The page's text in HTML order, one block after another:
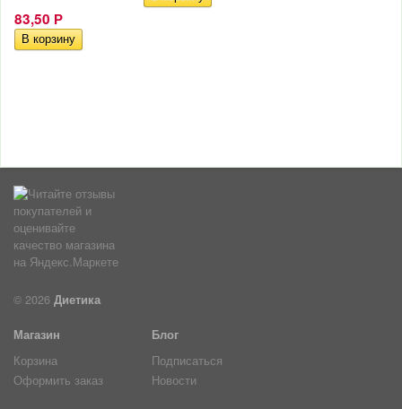
83,50 Р
© 2026 Диетика
Магазин
Корзина
Оформить заказ
Блог
Подписаться
Новости